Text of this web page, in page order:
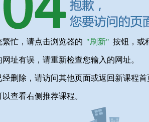
繁忙，请点击浏览器的 "刷新" 按钮，或
址有误，请重新检查您输入的网址。
经删除，请访问其他页面或返回新课程首
查看右侧推荐课程。